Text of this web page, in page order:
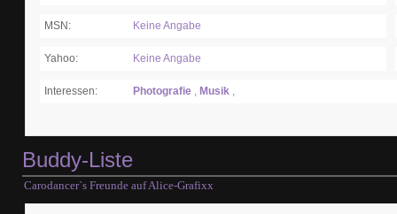
MSN: Keine Angabe
Yahoo: Keine Angabe
Interessen: Photografie , Musik ,
Buddy-Liste
Carodancer`s Freunde auf Alice-Grafixx